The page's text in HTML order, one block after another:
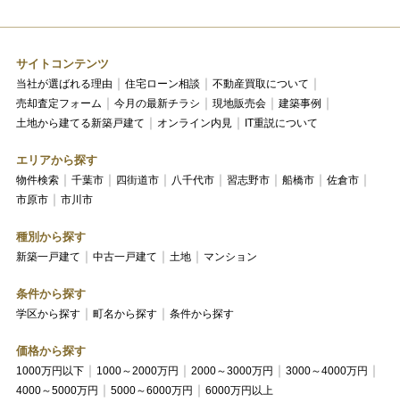
サイトコンテンツ
当社が選ばれる理由 住宅ローン相談
不動産買取について
売却査定フォーム
今月の最新チラシ 現地販売会
建築事例
土地から建てる新築戸建て
オンライン内見 IT重説について
エリアから探す
物件検索 千葉市 四街道市 八千代市 習志野市 船橋市
佐倉市
市原市
市川市
種別から探す
新築一戸建て 中古一戸建て 土地 マンション
条件から探す
学区から探す 町名から探す 条件から探す
価格から探す
1000万円以下 1000～2000万円 2000～3000万円
3000～4000万円
4000～5000万円
5000～6000万円 6000万円以上